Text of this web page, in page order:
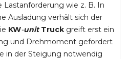
Lastanforderung wie z. B. In
Ausladung verhält sich der
KW-unit Truck greift erst ein
und Drehmoment gefordert
in der Steigung notwendig